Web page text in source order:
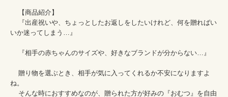
いか迷ってしまう…』
ね。